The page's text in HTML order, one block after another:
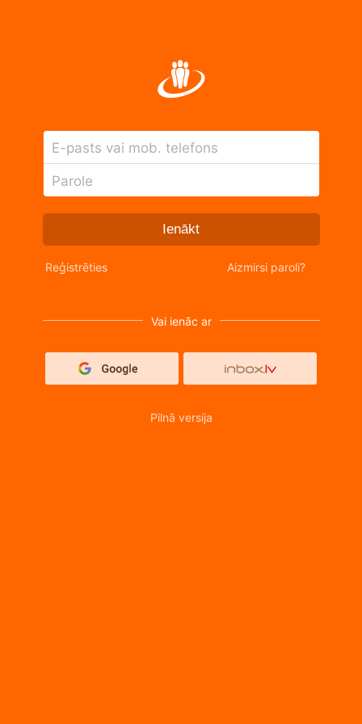
E-pasts vai mob. telefons
Parole
Ienākt
Reģistrēties Aizmirsi paroli?
Vai ienāc ar
Pilnā versija